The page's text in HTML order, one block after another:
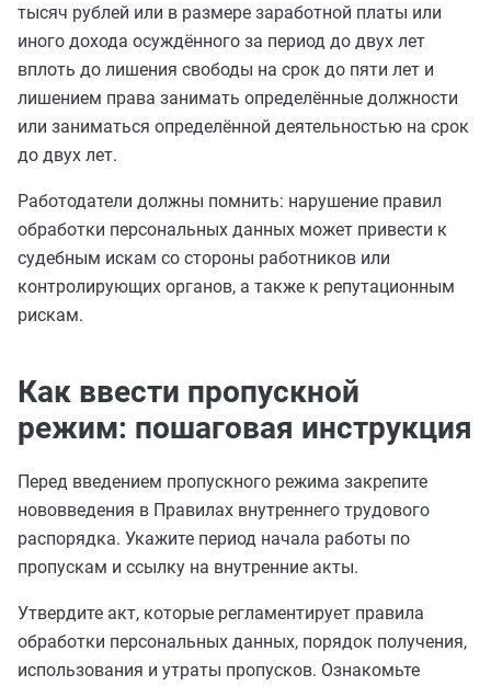
тысяч рублей или в размере заработной платы или
иного дохода осуждённого за период до двух лет
вплоть до лишения свободы на срок до пяти лет и
лишением права занимать определённые должности
или заниматься определённой деятельностью на срок
до двух лет.
Работодатели должны помнить: нарушение правил
обработки персональных данных может привести к
судебным искам со стороны работников или
контролирующих органов, а также к репутационным
рискам.
Как ввести пропускной
режим: пошаговая инструкция
Перед введением пропускного режима закрепите
нововведения в Правилах внутреннего трудового
распорядка. Укажите период начала работы по
пропускам и ссылку на внутренние акты.
Утвердите акт, которые регламентирует правила
обработки персональных данных, порядок получения,
использования и утраты пропусков. Ознакомьте